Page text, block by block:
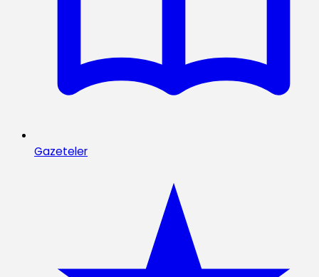
Gazeteler